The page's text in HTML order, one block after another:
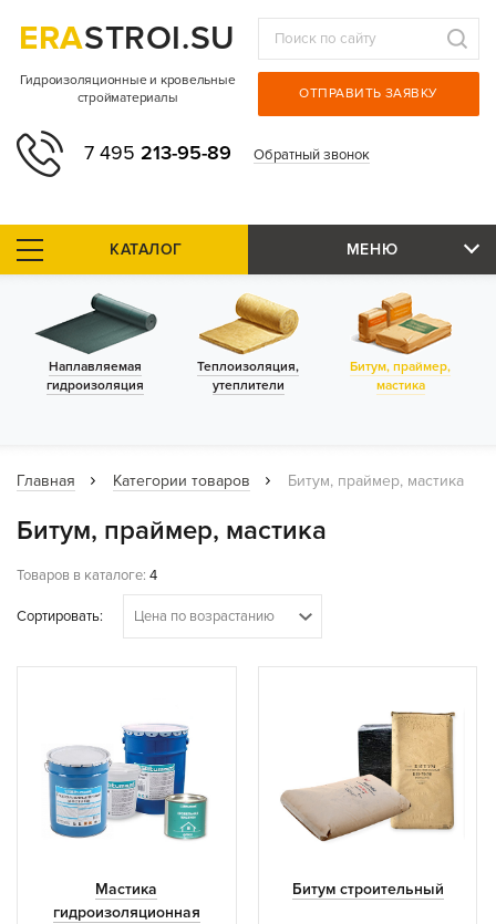
ERASTROI.SU
Гидроизоляционные и кровельные
стройматериалы
7 495 213-95-89 Обратный звонок
ОТПРАВИТЬ ЗАЯВКУ
КАТАЛОГ МЕНЮ
Наплавляемая
гидроизоляция
Теплоизоляция,
утеплители
Битум, праймер,
мастика
Главная Категории товаров Битум, праймер, мастика
Битум, праймер, мастика
Товаров в каталоге: 4
Сортировать: Цена по возрастанию
Мастика
гидроизоляционная
Битум строительный